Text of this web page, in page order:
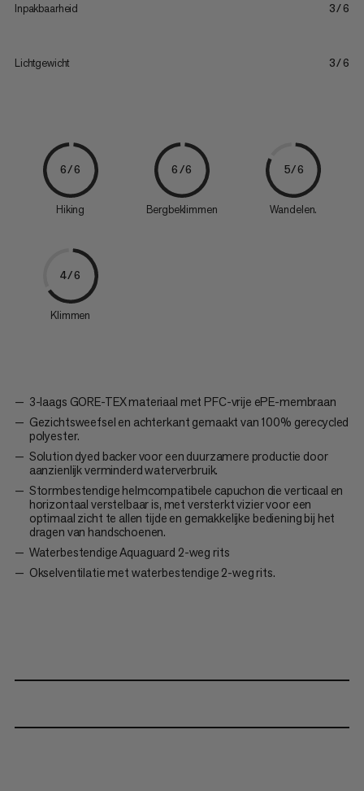
Inpakbaarheid 3/6
Lichtgewicht 3/6
6/6
Hiking
6/6
Bergbeklimmen
5/6
Wandelen.
4/6
Klimmen
3-laags GORE-TEX materiaal met PFC-vrije ePE-membraan
Gezichtsweefsel en achterkant gemaakt van 100% gerecycled
polyester.
Solution dyed backer voor een duurzamere productie door
aanzienlijk verminderd waterverbruik.
Stormbestendige helmcompatibele capuchon die verticaal en
horizontaal verstelbaar is, met versterkt vizier voor een
optimaal zicht te allen tijde en gemakkelijke bediening bij het
dragen van handschoenen.
Waterbestendige Aquaguard 2-weg rits
Okselventilatie met waterbestendige 2-weg rits.